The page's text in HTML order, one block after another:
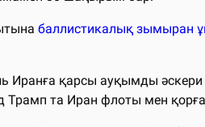
баллистикалық зымыран
Иранға қарсы ауқымды
та Иран флоты мен